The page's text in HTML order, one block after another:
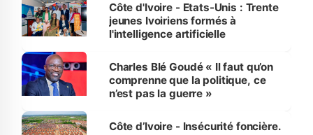
Côte d'Ivoire - Etats-Unis : Trente
jeunes Ivoiriens formés à
l'intelligence artificielle
Charles Blé Goudé « Il faut qu’on
comprenne que la politique, ce
n’est pas la guerre »
Côte d’Ivoire - Insécurité foncière.